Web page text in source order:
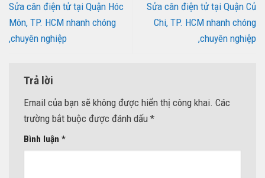
Sửa cân điện tử tại Quận Hóc
Môn, TP. HCM nhanh chóng
,chuyên nghiệp
Sửa cân điện tử tại Quận Củ
Chi, TP. HCM nhanh chóng
,chuyên nghiệp
Trả lời
Email của bạn sẽ không được hiển thị công khai. Các
trường bắt buộc được đánh dấu *
Bình luận *